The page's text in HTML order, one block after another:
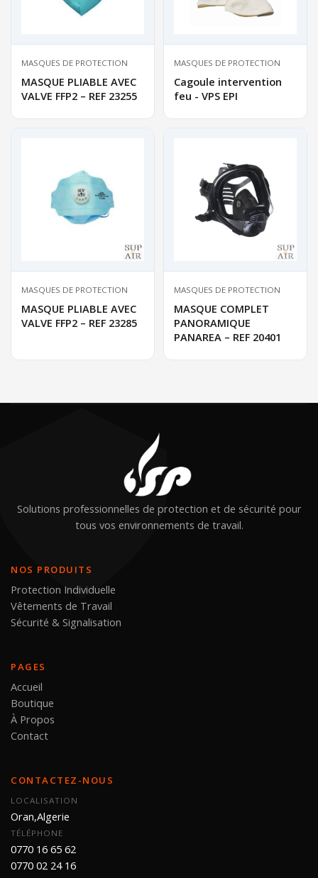
MASQUES DE PROTECTION
MASQUE PLIABLE AVEC
VALVE FFP2 – REF 23255
MASQUES DE PROTECTION
Cagoule intervention
feu - VPS EPI
MASQUES DE PROTECTION
MASQUE PLIABLE AVEC
VALVE FFP2 – REF 23285
MASQUES DE PROTECTION
MASQUE COMPLET
PANORAMIQUE
PANAREA – REF 20401
Solutions professionnelles de protection et de sécurité pour
tous vos environnements de travail.
NOS PRODUITS
Protection Individuelle
Vêtements de Travail
Sécurité & Signalisation
PAGES
Accueil
Boutique
À Propos
Contact
CONTACTEZ-NOUS
LOCALISATION
Oran,Algerie
TÉLÉPHONE
0770 16 65 62
0770 02 24 16